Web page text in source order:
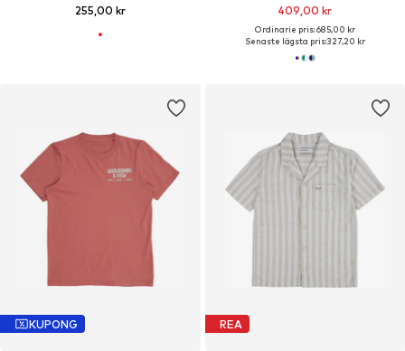
255,00 kr 409,00 kr
Ordinarie pris: 685,00 kr
Senaste lägsta pris:327,20 kr
KUPONG REA